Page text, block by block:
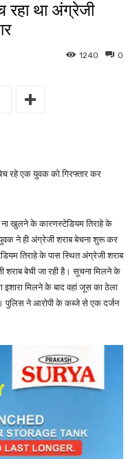
था अंग्रेजी
0
1240
रहे एक युवक को गिरफ्तार कर
ना खुलने के कारणस्टेडियम तिराहे के
ने ही अंग्रेजी शराब बेचना शुरू कर
तिराहे के पास स्थित अंग्रेजी शराब
बेची जा रही है। सूचना मिलने के
मिलने के बाद वहां जूस का ठेला
पुलिस ने आरोपी के कब्जे से एक दर्जन